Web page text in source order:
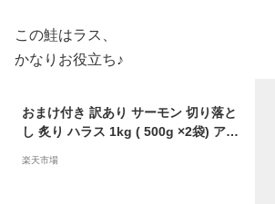
この鮭はラス、
かなりお役立ち♪
おまけ付き 訳あり サーモン 切り落と
し 炙り ハラス 1kg ( 500g ×2袋) アト
鮭 サーモン 海鮮丼 生食用 冷凍 海鮮
楽天市場